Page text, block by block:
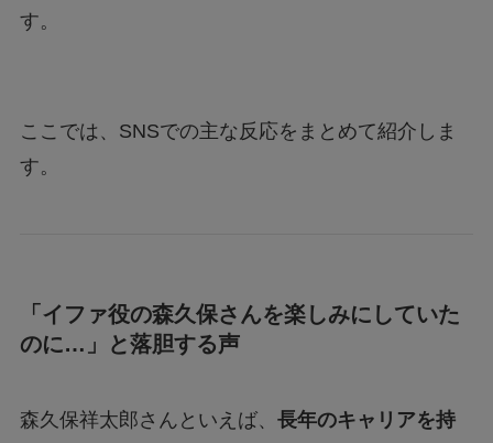
す。
ここでは、SNSでの主な反応をまとめて紹介しま
す。
「イファ役の森久保さんを楽しみにしていた
のに…」と落胆する声
森久保祥太郎さんといえば、 長年のキャリアを持